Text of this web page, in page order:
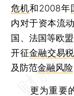
危机和2008年
内对于资本流
国、法国等欧
开征金融交易税
及防范金融风险
更为重要的